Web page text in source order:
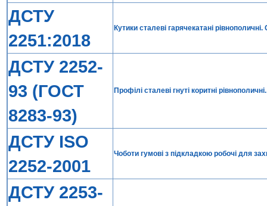
ДСТУ
2251:2018
Кутики сталеві гарячекатані
ДСТУ 2252-
93 (ГОСТ
8283-93)
Профілі сталеві гнуті коритні
ДСТУ ISO
2252-2001
Чоботи гумові з підкладкою робочі для
ДСТУ 2253-